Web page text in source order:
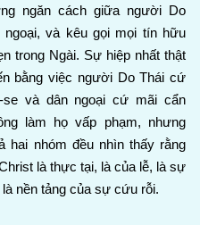
ngăn cách giữa người Do
ngoại, và kêu gọi mọi tín hữu
trong Ngài. Sự hiệp nhất thật
bằng việc người Do Thái cứ
và dân ngoại cứ mãi cẩn
làm họ vấp phạm, nhưng
hai nhóm đều nhìn thấy rằng
là thực tại, là của lễ, là sự
nền tảng của sự cứu rỗi.